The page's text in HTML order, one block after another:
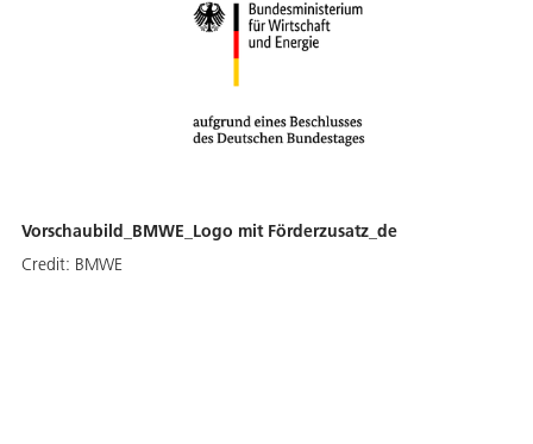
Vorschaubild_BMWE_Logo mit Förderzusatz_de
Credit: BMWE